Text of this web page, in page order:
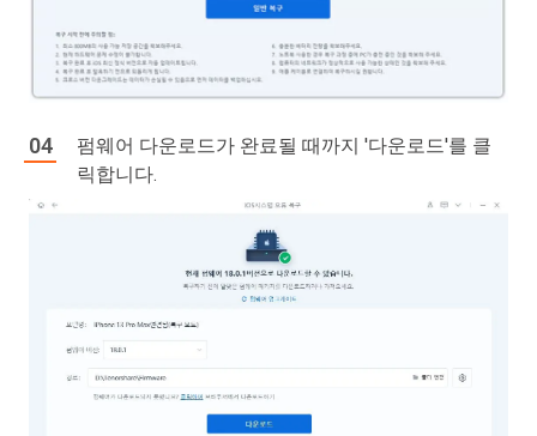
펌웨어 다운로드가 완료될 때까지 '다운로드'를 클
릭합니다.